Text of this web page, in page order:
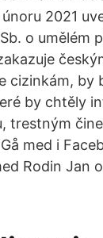
2021
o umělém
cizinkám, by
by chtěly
trestným
med i
Rodin Jan